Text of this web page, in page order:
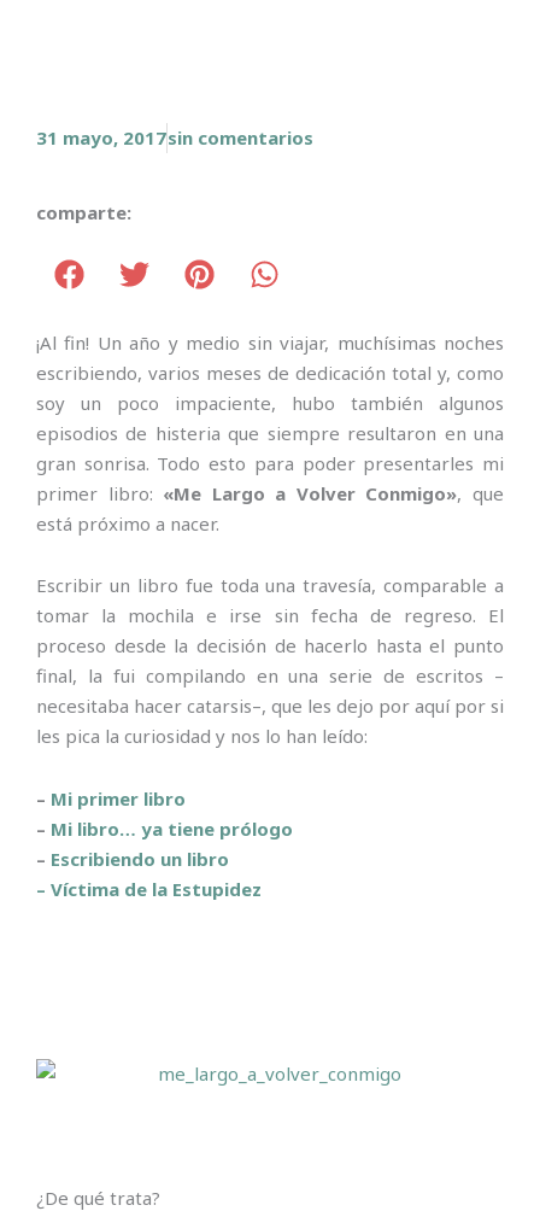
31 mayo, 2017sin comentarios
comparte:
¡Al fin! Un año y medio sin viajar, muchísimas noches
escribiendo, varios meses de dedicación total y, como
soy un poco impaciente, hubo también algunos
episodios de histeria que siempre resultaron en una
gran sonrisa. Todo esto para poder presentarles mi
primer libro: «Me Largo a Volver Conmigo», que
está próximo a nacer.
Escribir un libro fue toda una travesía, comparable a
tomar la mochila e irse sin fecha de regreso. El
proceso desde la decisión de hacerlo hasta el punto
final, la fui compilando en una serie de escritos –
necesitaba hacer catarsis–, que les dejo por aquí por si
les pica la curiosidad y nos lo han leído:
– Mi primer libro
– Mi libro… ya tiene prólogo
– Escribiendo un libro
– Víctima de la Estupidez
¿De qué trata?